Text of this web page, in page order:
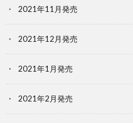
2021年11月発売
2021年12月発売
2021年1月発売
2021年2月発売